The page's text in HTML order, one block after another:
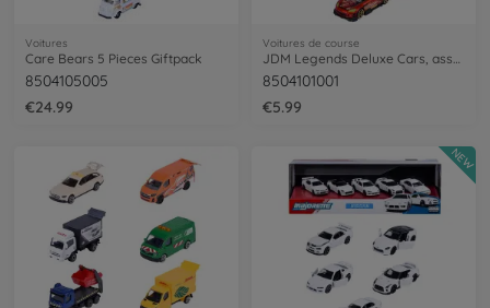
Voitures
Care Bears 5 Pieces Giftpack
8504105005
€24.99
Voitures de course
8504101001
€5.99
NEW